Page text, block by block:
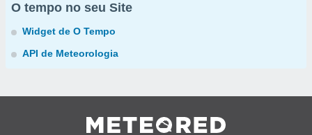
O tempo no seu Site
Widget de O Tempo
API de Meteorologia